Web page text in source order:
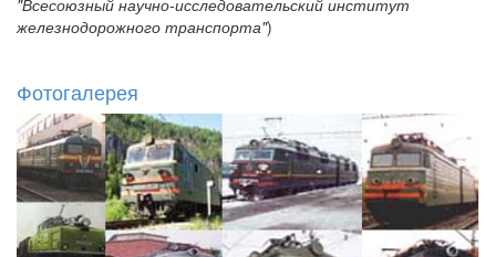
"Всесоюзный научно-исследовательский институт
железнодорожного транспорта")
Фотогалерея